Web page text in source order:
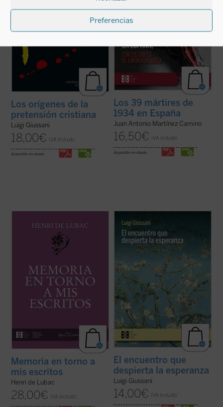
Preferencias
Los orígenes de la
pretensión cristiana
Luigi Giussani
18,00€ IVA incluido
disponible en ebook:
Los 39 mártires de
1934 en España
Juan Antonio Martínez Camino
16,50€ IVA incluido
disponible en ebook:
primeros veinte años yMemoria en torno a
. Ambas Memorias nos
permiten conocer la vida y la obra de Henri
de Lubac desde su nacimiento en 1896
hasta el final de su período militar ...
Memoria en torno a
mis escritos
Henri de Lubac
28,00€ IVA incluido
diálogo en asamblea y la síntesis, hasta
ahora inéditos, de Luigi Giussani con
jóvenes universitarios de Comunión y
Liberación en 1985. Giussani propone una
inversión de perspectiva: las necesidades
El encuentro que
despierta la esperanza
Luigi Giussani
14,00€ IVA incluido